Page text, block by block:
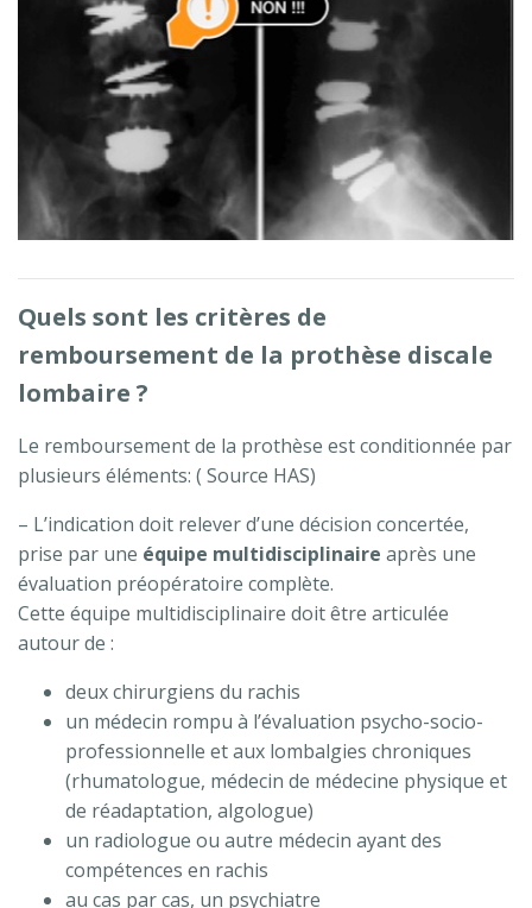
Quels sont les critères de
remboursement de la prothèse discale
lombaire ?
Le remboursement de la prothèse est conditionnée par
plusieurs éléments: ( Source HAS)
– L’indication doit relever d’une décision concertée,
prise par une équipe multidisciplinaire après une
évaluation préopératoire complète.
Cette équipe multidisciplinaire doit être articulée
autour de :
deux chirurgiens du rachis
un médecin rompu à l’évaluation psycho-socio-
professionnelle et aux lombalgies chroniques
(rhumatologue, médecin de médecine physique et
de réadaptation, algologue)
un radiologue ou autre médecin ayant des
compétences en rachis
au cas par cas, un psychiatre